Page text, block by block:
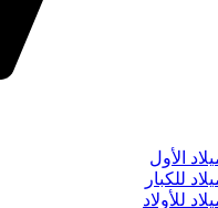
الأول
للكبار
للأولاد